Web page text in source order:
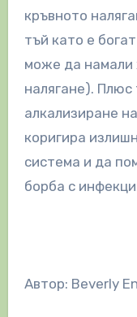
кръвното
тъй като е
може да намали
налягане). Плюс
алкализиране
коригира
система и да
борба с
Автор: Beverly